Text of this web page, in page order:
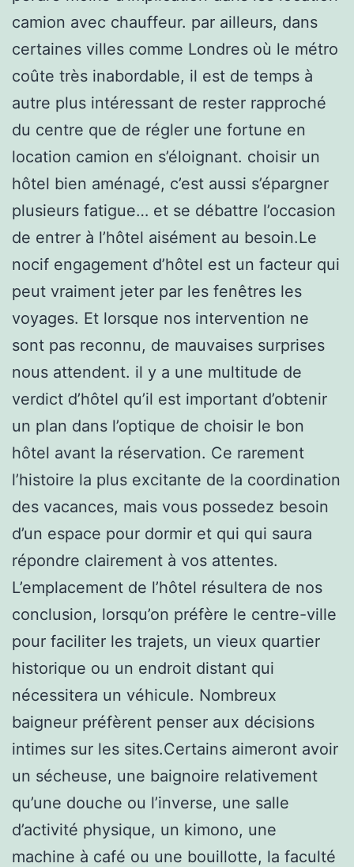
camion avec chauffeur. par ailleurs, dans
certaines villes comme Londres où le métro
coûte très inabordable, il est de temps à
autre plus intéressant de rester rapproché
du centre que de régler une fortune en
location camion en s’éloignant. choisir un
hôtel bien aménagé, c’est aussi s’épargner
plusieurs fatigue… et se débattre l’occasion
de entrer à l’hôtel aisément au besoin.Le
nocif engagement d’hôtel est un facteur qui
peut vraiment jeter par les fenêtres les
voyages. Et lorsque nos intervention ne
sont pas reconnu, de mauvaises surprises
nous attendent. il y a une multitude de
verdict d’hôtel qu’il est important d’obtenir
un plan dans l’optique de choisir le bon
hôtel avant la réservation. Ce rarement
l’histoire la plus excitante de la coordination
des vacances, mais vous possedez besoin
d’un espace pour dormir et qui qui saura
répondre clairement à vos attentes.
L’emplacement de l’hôtel résultera de nos
conclusion, lorsqu’on préfère le centre-ville
pour faciliter les trajets, un vieux quartier
historique ou un endroit distant qui
nécessitera un véhicule. Nombreux
baigneur préfèrent penser aux décisions
intimes sur les sites.Certains aimeront avoir
un sécheuse, une baignoire relativement
qu’une douche ou l’inverse, une salle
d’activité physique, un kimono, une
machine à café ou une bouillotte, la faculté